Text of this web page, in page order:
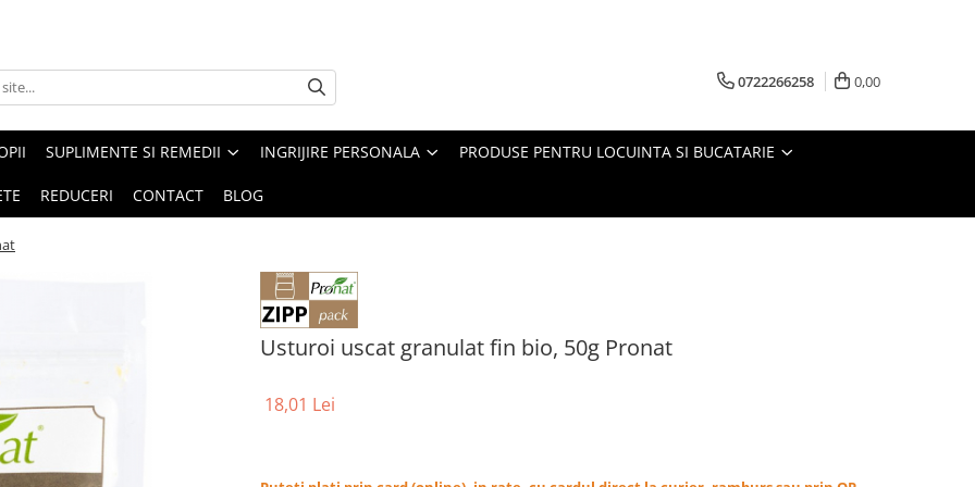
0722266258 0,00
SUPLIMENTE SI REMEDII INGRIJIRE PERSONALA PRODUSE PENTRU LOCUINTA SI BUCATARIE
REDUCERI CONTACT BLOG
Usturoi uscat granulat fin bio, 50g Pronat
18,01 Lei